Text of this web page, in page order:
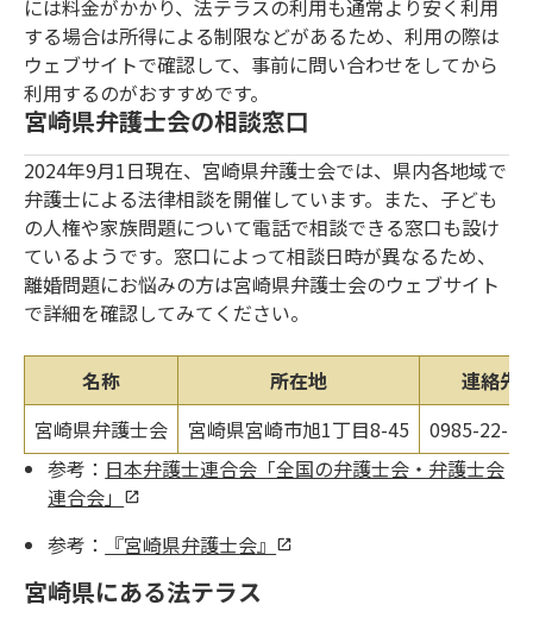
には料金がかかり、法テラスの利用も通常より安く利用
する場合は所得による制限などがあるため、利用の際は
ウェブサイトで確認して、事前に問い合わせをしてから
利用するのがおすすめです。
宮崎県弁護士会の相談窓口
2024年9月1日現在、宮崎県弁護士会では、県内各地域で
弁護士による法律相談を開催しています。また、子ども
の人権や家族問題について電話で相談できる窓口も設け
ているようです。窓口によって相談日時が異なるため、
離婚問題にお悩みの方は宮崎県弁護士会のウェブサイト
で詳細を確認してみてください。
名称 所在地
連絡先
宮崎県弁護士会
宮崎県宮崎市旭1丁目8-45
0985-22-
参考： 日本弁護士連合会「全国の弁護士会・弁護士会
連合会」
参考：
『宮崎県弁護士会』
宮崎県にある法テラス